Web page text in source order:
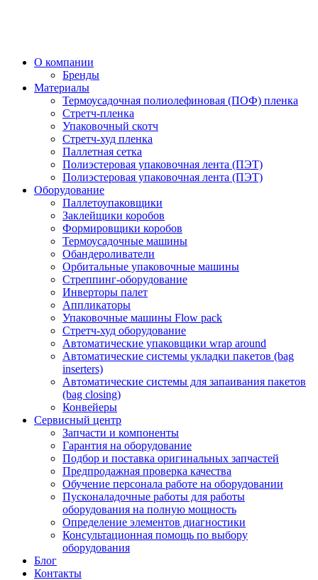
О компании
Бренды
Материалы
Термоусадочная полиолефиновая (ПОФ) пленка
Стретч-пленка
Упаковочный скотч
Стретч-худ пленка
Паллетная сетка
Полиэстеровая упаковочная лента (ПЭТ)
Полиэстеровая упаковочная лента (ПЭТ)
Оборудование
Паллетоупаковщики
Заклейщики коробов
Формировщики коробов
Термоусадочные машины
Обандероливатели
Орбитальные упаковочные машины
Стреппинг-оборудование
Инверторы палет
Аппликаторы
Упаковочные машины Flow pack
Стретч-худ оборудование
Автоматические упаковщики wrap around
Автоматические системы укладки пакетов (bag
inserters)
Автоматические системы для запаивания пакетов
(bag closing)
Конвейеры
Сервисный центр
Запчасти и компоненты
Гарантия на оборудование
Подбор и поставка оригинальных запчастей
Предпродажная проверка качества
Обучение персонала работе на оборудовании
Пусконаладочные работы для работы
оборудования на полную мощность
Определение элементов диагностики
Консультационная помощь по выбору
оборудования
Блог
Контакты